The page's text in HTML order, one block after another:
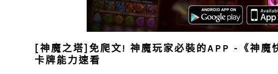
[神魔之塔]免爬文! 神魔玩家必裝的APP -《神魔
卡牌能力速看